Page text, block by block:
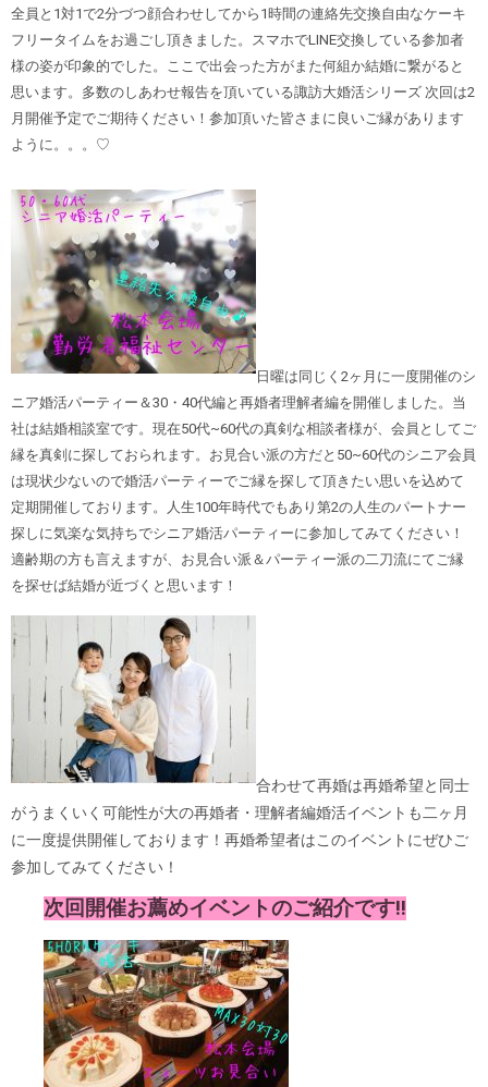
全員と1対1で2分づつ顔合わせしてから1時間の連絡先交換自由なケーキ
フリータイムをお過ごし頂きました。スマホでLINE交換している参加者
様の姿が印象的でした。ここで出会った方がまた何組か結婚に繋がると
思います。多数のしあわせ報告を頂いている諏訪大婚活シリーズ 次回は2
月開催予定でご期待ください！参加頂いた皆さまに良いご縁があります
ように。。。♡
日曜は同じく2ヶ月に一度開催のシ
ニア婚活パーティー＆30・40代編と再婚者理解者編を開催しました。当
社は結婚相談室です。現在50代~60代の真剣な相談者様が、会員としてご
縁を真剣に探しておられます。お見合い派の方だと50~60代のシニア会員
は現状少ないので婚活パーティーでご縁を探して頂きたい思いを込めて
定期開催しております。人生100年時代でもあり第2の人生のパートナー
探しに気楽な気持ちでシニア婚活パーティーに参加してみてください！
適齢期の方も言えますが、お見合い派＆パーティー派の二刀流にてご縁
を探せば結婚が近づくと思います！
合わせて再婚は再婚希望と同士
がうまくいく可能性が大の再婚者・理解者編婚活イベントも二ヶ月
に一度提供開催しております！再婚希望者はこのイベントにぜひご
参加してみてください！
次回開催お薦めイベントのご紹介です‼︎